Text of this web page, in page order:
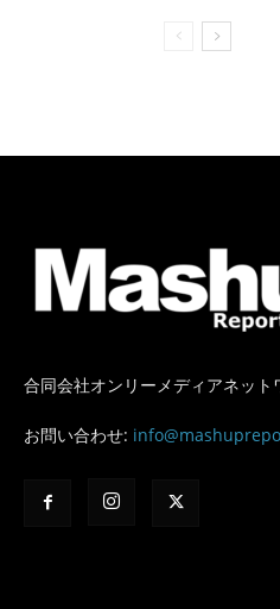
合同会社オンリーメディアネット
お問い合わせ: